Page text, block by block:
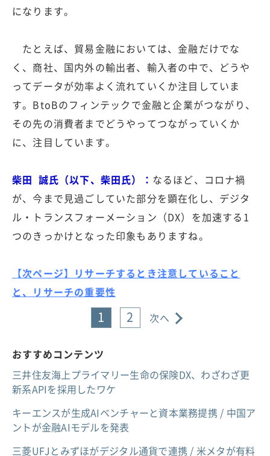
になります。
たとえば、貿易金融においては、金融だけでな
く、商社、国内外の輸出者、輸入者の中で、どうや
ってデータが効率よく流れていくか注目していま
す。BtoBのフィンテックで金融と企業がつながり、
その先の消費者までどうやってつながっていくか
に、注目しています。
柴田 誠氏（以下、柴田氏）： なるほど、コロナ禍
が、今まで見過ごしていた部分を顕在化し、デジタ
ル・トランスフォーメーション（DX）を加速する1
つのきっかけとなった印象もありますね。
【次ページ】リサーチするとき注意していること
と、リサーチの重要性
1 2 次へ
おすすめコンテンツ
三井住友海上プライマリー生命の保険DX、わざわざ更
新系APIを採用したワケ
キーエンスが生成AIベンチャーと資本業務提携 / 中国ア
ントが金融AIモデルを発表
三菱UFJとみずほがデジタル通貨で連携 / 米メタが有料